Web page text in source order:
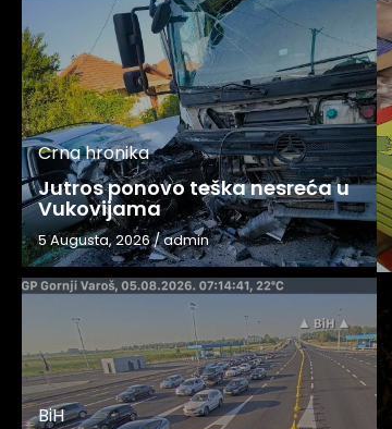
Crna hronika
Jutros ponovo teška nesreća u
Vukovijama
5 Augusta, 2026/admin
BiH